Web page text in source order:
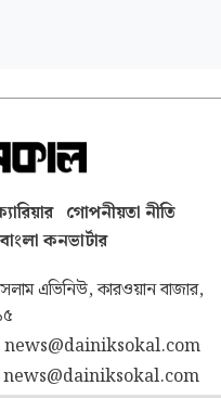
গোপনীয়তা নীতি
বাংলা কনভার্টার
এভিনিউ, কারওয়ান বাজার,
news@dainiksokal.com
news@dainiksokal.com